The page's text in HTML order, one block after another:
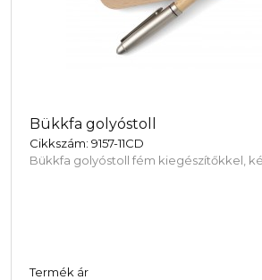
Bükkfa golyóstoll
Cikkszám: 9157-11CD
Bükkfa golyóstoll fém kiegészítőkkel,
Termék ár